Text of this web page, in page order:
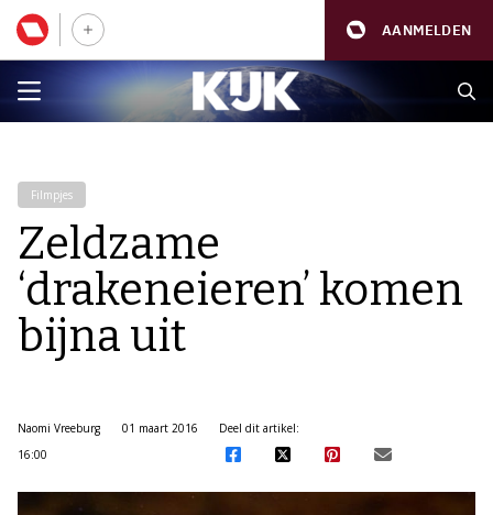
AANMELDEN
Filmpjes
Zeldzame
‘drakeneieren’ komen
bijna uit
Naomi Vreeburg
01 maart 2016
16:00
Deel dit artikel: